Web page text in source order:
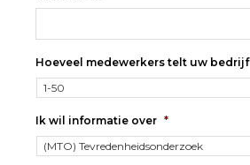
Hoeveel medewerkers telt uw bedrijf
Ik wil informatie over *